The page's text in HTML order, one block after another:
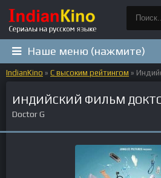
Наше меню (нажмите)
IndianKino » С высоким рейтингом »
ИНДИЙСКИЙ ФИЛЬМ
Doctor G